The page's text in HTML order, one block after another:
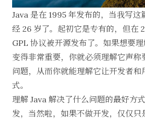
Java 是在 1995 年发布的，当我写这
经 26 岁了。起初它是专有的，但在
GPL 协议被开源发布了。如果想要
变得非常重要，你就必须理解它声称
问题，从而你就能理解它让开发者
式。
理解 Java 解决了什么问题的最好方
发，当然啦，如果不做开发，仅仅只